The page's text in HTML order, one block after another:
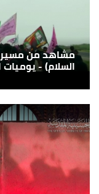
مشاهد من مسيرة
السلام) - يوميات